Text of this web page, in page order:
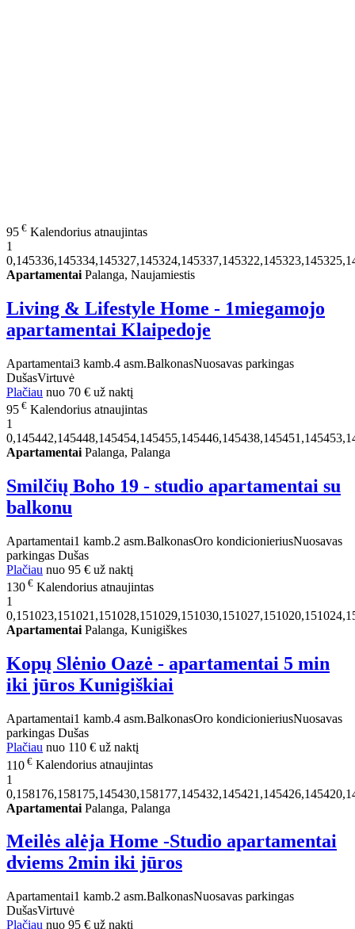
95 € Kalendorius atnaujintas
1
Apartamentai Palanga, Naujamiestis
Living & Lifestyle Home - 1miegamojo
apartamentai Klaipedoje
Apartamentai3 kamb.4 asm.BalkonasNuosavas parkingas
DušasVirtuvė
Plačiau nuo 70 € už naktį
95 € Kalendorius atnaujintas
1
Apartamentai Palanga, Palanga
Smilčių Boho 19 - studio apartamentai su
balkonu
Apartamentai1 kamb.2 asm.BalkonasOro kondicionieriusNuosavas
parkingas Dušas
Plačiau nuo 95 € už naktį
130 € Kalendorius atnaujintas
1
ApartamentaiPalanga, Kunigiškes
Kopų Slėnio Oazė - apartamentai 5 min
iki jūros Kunigiškiai
Apartamentai1 kamb.4 asm.BalkonasOro kondicionieriusNuosavas
parkingas Dušas
Plačiau nuo 110 € už naktį
110 € Kalendorius atnaujintas
1
Apartamentai Palanga, Palanga
Meilės alėja Home -Studio apartamentai
dviems 2min iki jūros
Apartamentai1 kamb.2 asm.BalkonasNuosavas parkingas
DušasVirtuvė
Plačiau nuo 95 € už naktį